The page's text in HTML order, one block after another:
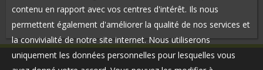
contenu en rapport avec vos centres d'intérêt. Ils nous
permettent également d'améliorer la qualité de nos services et
la convivialité de notre site internet. Nous utiliserons
uniquement les données personnelles pour lesquelles vous